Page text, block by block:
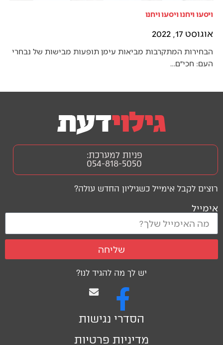
ויסעו ויחנו ויסעו ויחנו
אוגוסט 17, 2022
הבחירות המתקרבות מביאות עימן תופעות מבישות של נבחרי
העם: חכי״ם…
יש לך מה להגיד לנו?
הסדרי נגישות
מדיניות פרטיות
רוצים לקבל אימייל כשגיליון החדש עולה?
אימייל
שליחה
פניות למערכת:
054-818-5050